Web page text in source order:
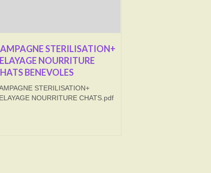
STERILISATION+
NOURRITURE
BENEVOLES
STERILISATION+
NOURRITURE CHATS.pdf